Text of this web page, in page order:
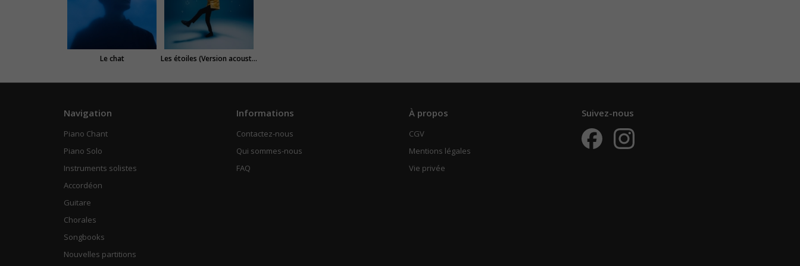
Le chat Les étoiles (Version acoustique)
Navigation
Piano Chant
Piano Solo
Instruments solistes
Accordéon
Guitare
Chorales
Songbooks
Nouvelles partitions
Informations
Contactez-nous
Qui sommes-nous
FAQ
À propos
CGV
Mentions légales
Vie privée
Suivez-nous